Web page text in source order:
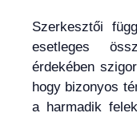
Szerkesztői
esetleges
érdekében
hogy bizonyos
a harmadik